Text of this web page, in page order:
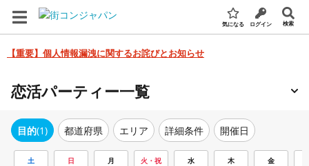
気になる ログイン 検索
【重要】個人情報漏洩に関するお詫びとお知らせ
恋活パーティー一覧
目的(1) 都道府県 エリア 詳細条件 開催日
土 日 月 火・祝 水 木 金